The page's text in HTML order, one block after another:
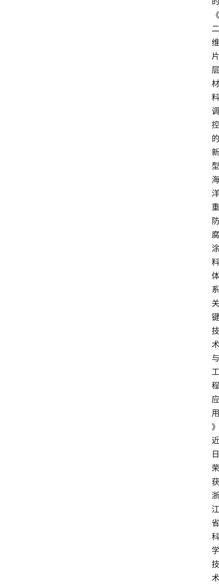
《
二
维
片
层
材
料
调
控
的
新
型
海
洋
重
防
腐
涂
料
体
系
关
键
技
术
与
工
程
应
用
》
近
日
荣
获
浙
江
省
科
学
技
术